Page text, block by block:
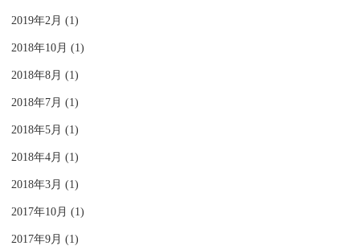
2019年2月 (1)
2018年10月 (1)
2018年8月 (1)
2018年7月 (1)
2018年5月 (1)
2018年4月 (1)
2018年3月 (1)
2017年10月 (1)
2017年9月 (1)